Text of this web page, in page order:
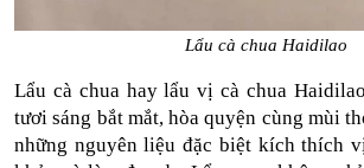
Lẩu cà chua Haidilao
Lẩu cà chua hay lẩu vị cà chua
tươi sáng bắt mắt, hòa quyện cùng mùi
những nguyên liệu đặc biệt kích thích